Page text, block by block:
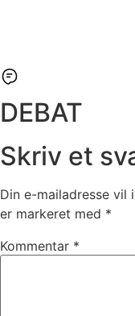
DEBAT
Skriv et
Din e-mailadresse vil
er markeret med *
Kommentar *